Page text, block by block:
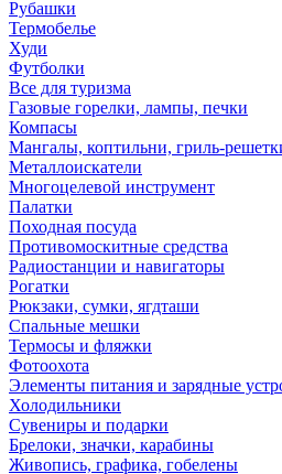
Рубашки
Термобелье
Худи
Футболки
Все для туризма
Газовые горелки, лампы, печки
Компасы
Мангалы, коптильни, гриль-
Металлоискатели
Многоцелевой инструмент
Палатки
Походная посуда
Противомоскитные средства
Радиостанции и навигаторы
Рогатки
Рюкзаки, сумки, ягдташи
Спальные мешки
Термосы и фляжки
Фотоохота
Элементы питания и зарядные
Холодильники
Сувениры и подарки
Брелоки, значки, карабины
Живопись, графика, гобелены